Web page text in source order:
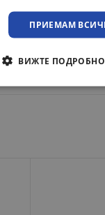
на куриерска
на пратката!
ПРИЕМАМ
ВИЖТЕ